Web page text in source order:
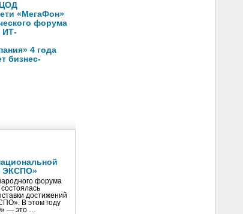
ЦОД
«МегаФон»
форума
ИТ-
4 года
бизнес-
ЭКСПО»
форума
достижений
В этом году
— это …